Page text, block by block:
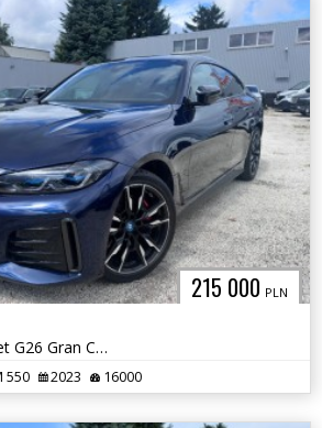
215 000 PLN
BMW i4 M50 M-Pakiet G26 Gran Coupe EV Elektryk
550 2023 16000